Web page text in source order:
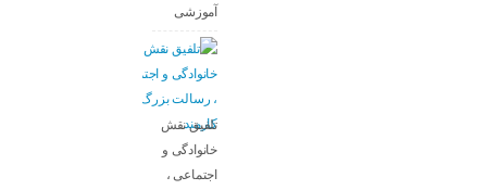
آموزشی
تلفیق نقش
خانوادگی و
اجتماعی ،